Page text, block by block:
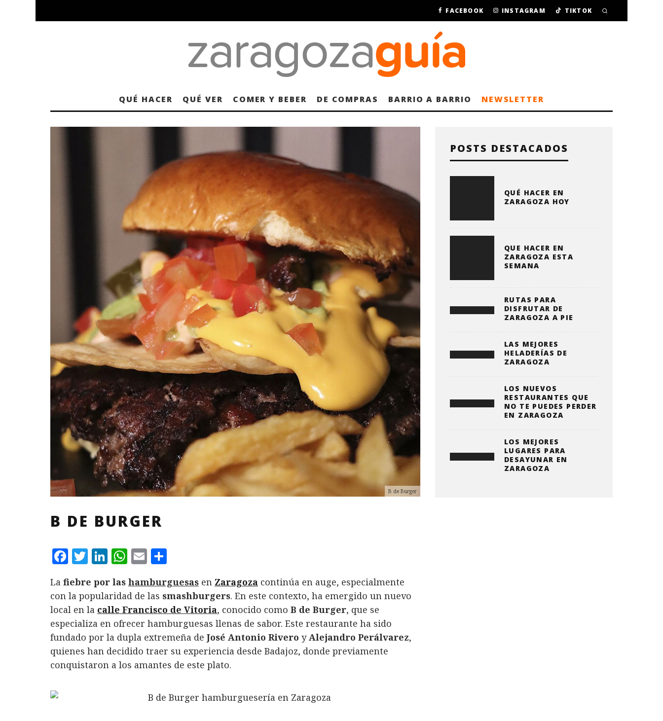
FACEBOOK INSTAGRAM TIKTOK
QUÉ HACER QUÉ VER COMER Y BEBER DE COMPRAS BARRIO A BARRIO NEWSLETTER
B de Burger
B DE BURGER
F
c
e
b
o
o
k
T
it
te
r
L
n
k
e
d
I
n
W
at
s
A
p
p
E
ai
l
m
p
a
rt
ir
La fiebre por las hamburguesas en Zaragoza continúa en auge, especialmente
con la popularidad de las smashburgers. En este contexto, ha emergido un nuevo
local en la calle Francisco de Vitoria, conocido como B de Burger, que se
especializa en ofrecer hamburguesas llenas de sabor. Este restaurante ha sido
fundado por la dupla extremeña de José Antonio Rivero yAlejandro Perálvarez,
quienes han decidido traer su experiencia desde Badajoz, donde previamente
conquistaron a los amantes de este plato.
POSTS DESTACADOS
QUÉ HACER EN
ZARAGOZA HOY
QUE HACER EN
ZARAGOZA ESTA
SEMANA
RUTAS PARA
DISFRUTAR DE
ZARAGOZA A PIE
LAS MEJORES
HELADERÍAS DE
ZARAGOZA
LOS NUEVOS
RESTAURANTES QUE
NO TE PUEDES PERDER
EN ZARAGOZA
LOS MEJORES
LUGARES PARA
DESAYUNAR EN
ZARAGOZA